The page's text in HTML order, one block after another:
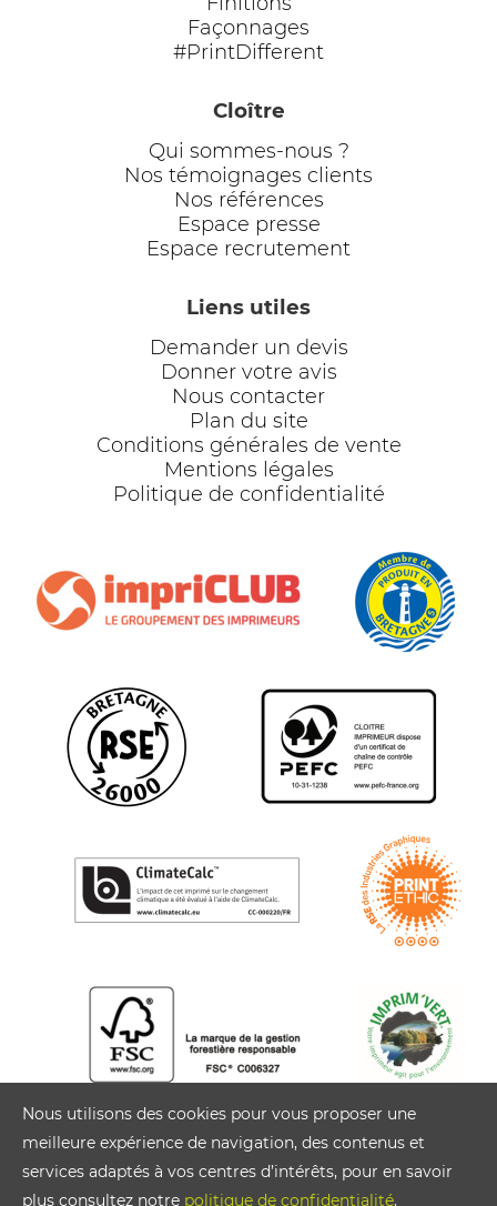
Façonnages
#PrintDifferent
Cloître
Qui sommes-nous ?
Nos témoignages clients
Nos références
Espace presse
Espace recrutement
Liens utiles
Demander un devis
Donner votre avis
Nous contacter
Plan du site
Conditions générales de vente
Mentions légales
Politique de confidentialité
Nous utilisons des cookies pour vous proposer une
meilleure expérience de navigation, des contenus et
services adaptés à vos centres d’intérêts, pour en savoir
plus consultez notre politique de confidentialité.